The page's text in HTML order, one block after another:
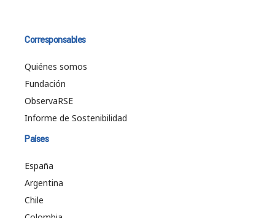
Corresponsables
Quiénes somos
Fundación
ObservaRSE
Informe de Sostenibilidad
Países
España
Argentina
Chile